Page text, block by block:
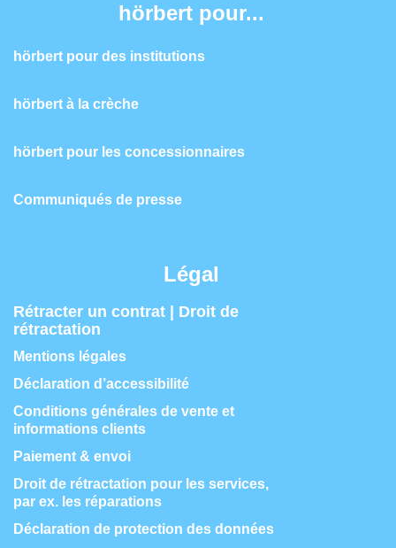
hörbert pour...
hörbert pour des institutions
hörbert à la crèche
hörbert pour les concessionnaires
Communiqués de presse
Légal
Rétracter un contrat | Droit de
rétractation
Mentions légales
Déclaration d’accessibilité
Conditions générales de vente et
informations clients
Paiement & envoi
Droit de rétractation pour les services,
par ex. les réparations
Déclaration de protection des données